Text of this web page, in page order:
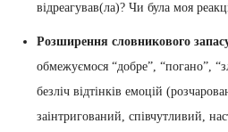
відреагував(ла)? Чи була моя
Розширення словникового
обмежуємося “добре”, “погано”,
безліч відтінків емоцій
заінтригований, співчутливий,